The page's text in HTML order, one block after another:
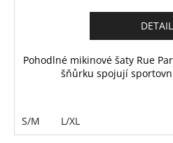
DETAIL
Pohodlné mikinové šaty Rue
šňůrku spojují
S/M L/XL